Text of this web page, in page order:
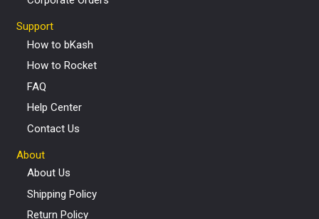
Support
How to bKash
How to Rocket
FAQ
Help Center
Contact Us
About
About Us
Shipping Policy
Return Policy